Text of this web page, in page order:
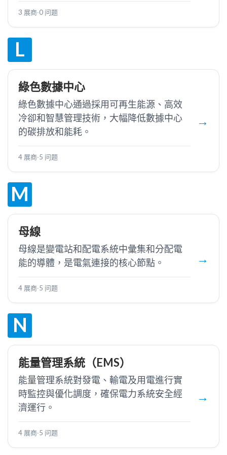
3 展商·0 问题
L
綠色數據中心
綠色數據中心通過採用可再生能源、高效
冷卻和智慧管理技術，大幅降低數據中心
的碳排放和能耗。
4 展商·5 问题
M
母線
母線是變電站和配電系統中彙集和分配電
能的導體，是電氣連接的核心節點。
4 展商·5 问题
N
能量管理系統（EMS）
能量管理系統對發電、輸電及用電進行實
時監控與優化調度，確保電力系統安全經
濟運行。
4 展商·5 问题